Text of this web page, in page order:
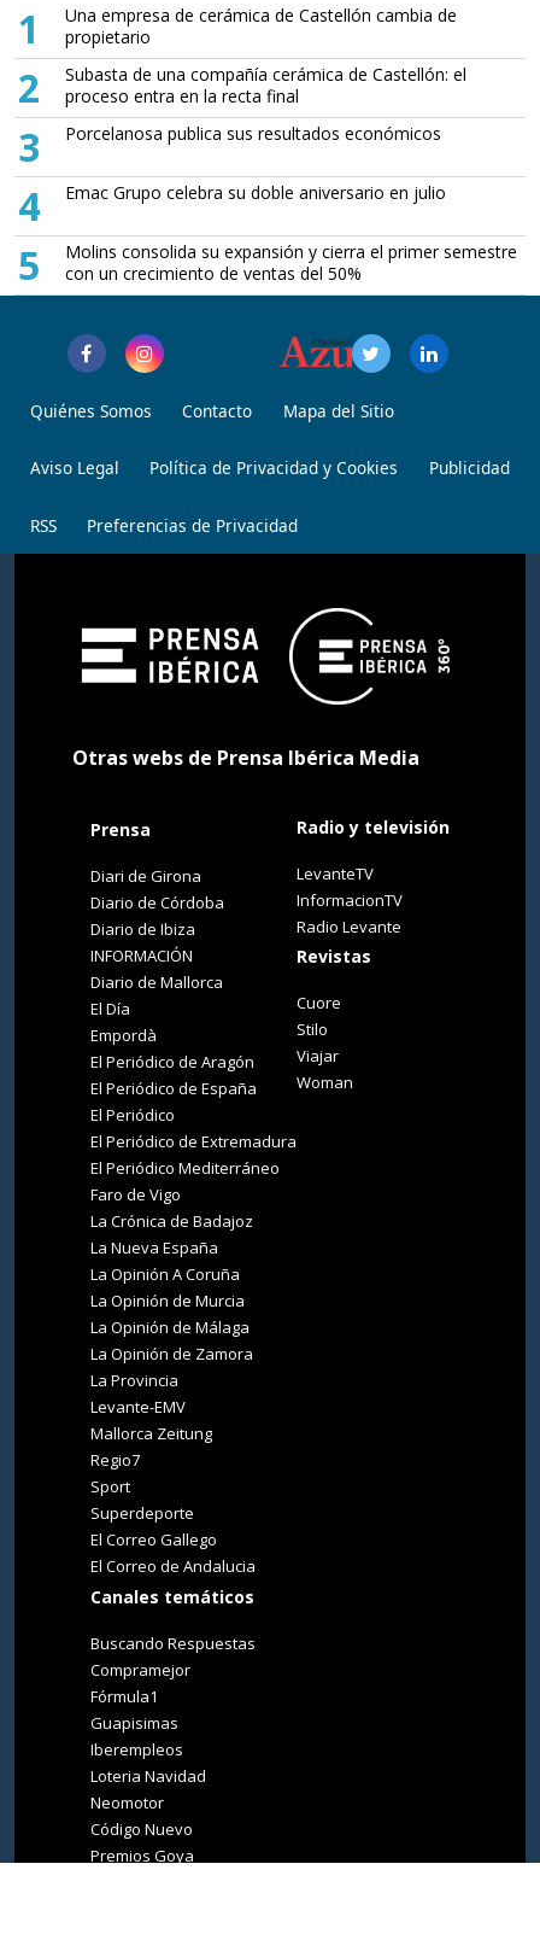
1
Una empresa de cerámica de Castellón cambia de
propietario
2
Subasta de una compañía cerámica de Castellón: el
proceso entra en la recta final
3 Porcelanosa publica sus resultados económicos
4 Emac Grupo celebra su doble aniversario en julio
5
Molins consolida su expansión y cierra el primer semestre
con un crecimiento de ventas del 50%
Quiénes Somos Contacto Mapa del Sitio
Aviso Legal Política de Privacidad y Cookies Publicidad
RSS Preferencias de Privacidad
Otras webs de Prensa Ibérica Media
Prensa
Diari de Girona
Diario de Córdoba
Diario de Ibiza
INFORMACIÓN
Diario de Mallorca
El Día
Empordà
El Periódico de Aragón
El Periódico de España
El Periódico
El Periódico de Extremadura
El Periódico Mediterráneo
Faro de Vigo
La Crónica de Badajoz
La Nueva España
La Opinión A Coruña
La Opinión de Murcia
La Opinión de Málaga
La Opinión de Zamora
La Provincia
Levante-EMV
Mallorca Zeitung
Regio7
Sport
Superdeporte
El Correo Gallego
El Correo de Andalucia
Canales temáticos
Buscando Respuestas
Compramejor
Fórmula1
Guapisimas
Iberempleos
Loteria Navidad
Neomotor
Código Nuevo
Premios Goya
Radio y televisión
LevanteTV
InformacionTV
Radio Levante
Revistas
Cuore
Stilo
Viajar
Woman